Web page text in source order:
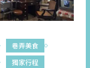
巷弄美食
獨家行程